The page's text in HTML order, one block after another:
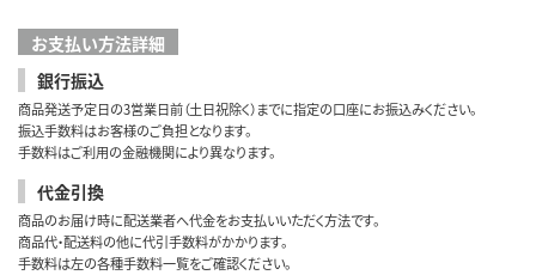
お支払い方法詳細
銀行振込
商品発送予定日の3営業日前（土日祝除く）までに指定の口座にお振込みください。
振込手数料はお客様のご負担となります。
手数料はご利用の金融機関により異なります。
代金引換
商品のお届け時に配送業者へ代金をお支払いいただく方法です。
商品代・配送料の他に代引手数料がかかります。
手数料は左の各種手数料一覧をご確認ください。